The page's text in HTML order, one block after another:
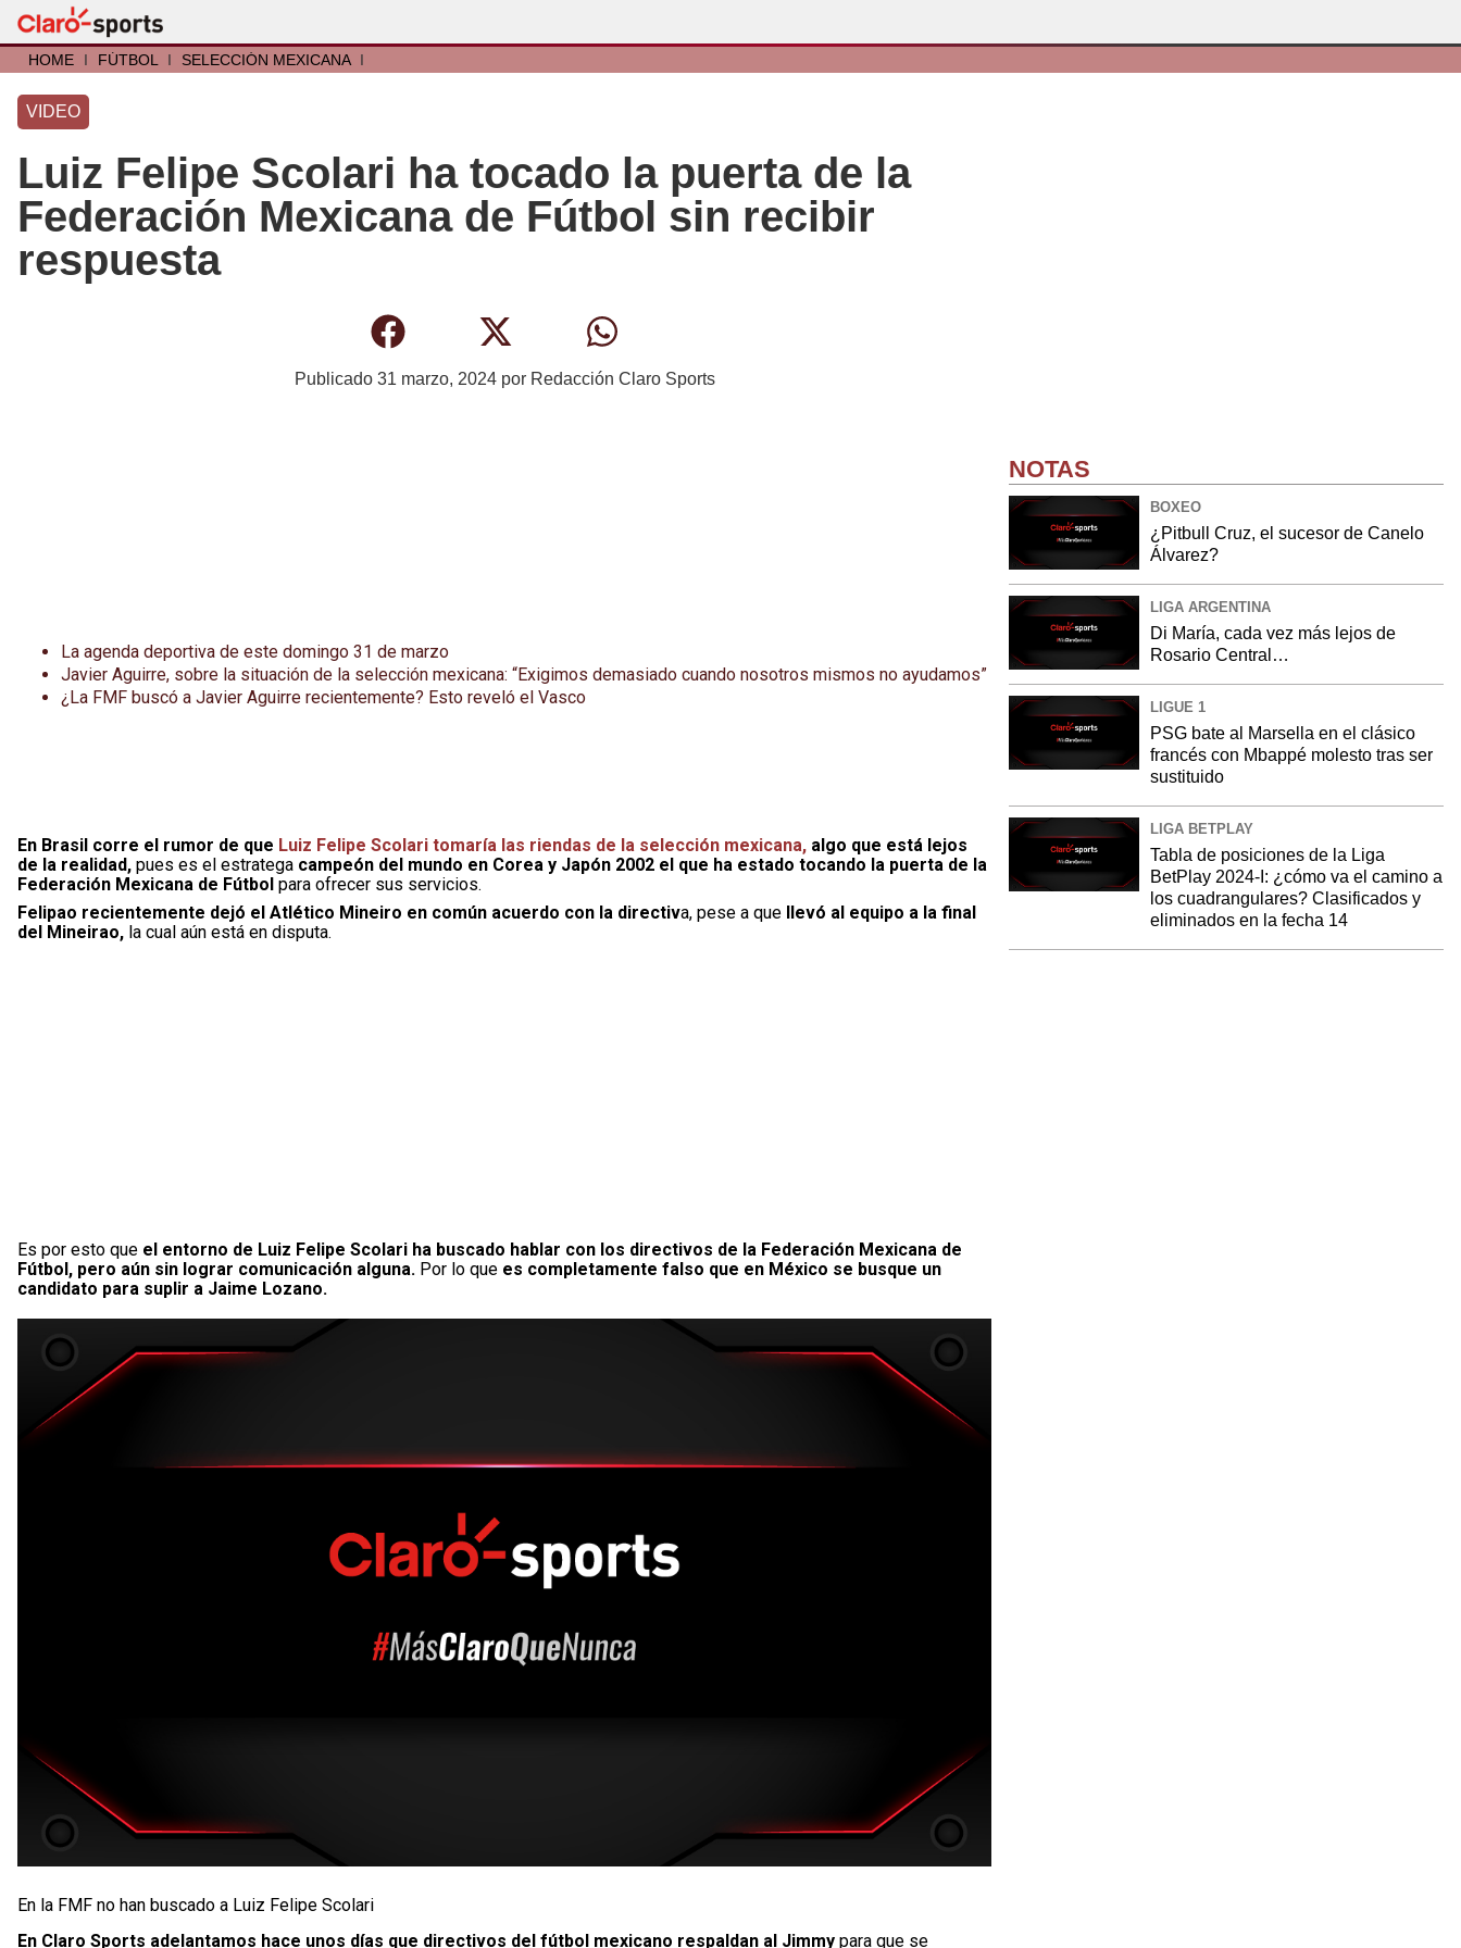
HOME I FÚTBOL I SELECCIÓN MEXICANA I
VIDEO
Luiz Felipe Scolari ha tocado la puerta de la
Federación Mexicana de Fútbol sin recibir
respuesta
Publicado 31 marzo, 2024por Redacción Claro Sports
La agenda deportiva de este domingo 31 de marzo
Javier Aguirre, sobre la situación de la selección mexicana: “Exigimos demasiado cuando nosotros mismos no ayudamos”
¿La FMF buscó a Javier Aguirre recientemente? Esto reveló el Vasco
En Brasil corre el rumor de que Luiz Felipe Scolari tomaría las riendas de la selección mexicana, algo que está lejos
de la realidad, pues es el estratega campeón del mundo en Corea y Japón 2002 el que ha estado tocando la puerta de la
Federación Mexicana de Fútbol para ofrecer sus servicios.
Felipao recientemente dejó el Atlético Mineiro en común acuerdo con la directiva, pese a que llevó al equipo a la final
del Mineirao, la cual aún está en disputa.
Es por esto que el entorno de Luiz Felipe Scolari ha buscado hablar con los directivos de la Federación Mexicana de
Fútbol, pero aún sin lograr comunicación alguna. Por lo que es completamente falso que en México se busque un
candidato para suplir a Jaime Lozano.
En la FMF no han buscado a Luiz Felipe Scolari
En Claro Sports adelantamos hace unos días que directivos del fútbol mexicano respaldan al Jimmy para que se
NOTAS
BOXEO
¿Pitbull Cruz, el sucesor de Canelo
Álvarez?
LIGA ARGENTINA
Di María, cada vez más lejos de
Rosario Central…
LIGUE 1
PSG bate al Marsella en el clásico
francés con Mbappé molesto tras ser
sustituido
LIGA BETPLAY
Tabla de posiciones de la Liga
BetPlay 2024-I: ¿cómo va el camino a
los cuadrangulares? Clasificados y
eliminados en la fecha 14